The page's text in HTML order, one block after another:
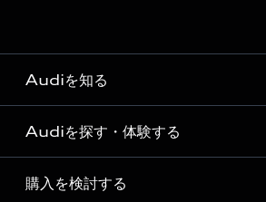
Audiを知る
Audi ブランド
Story of Progress
Audiを探す・体験する
ディーラー検索
購入を検討する